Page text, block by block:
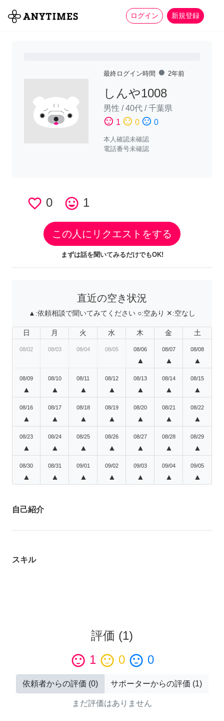
ログイン 新規登録
全て 家事 more_horiz
最終ログイン時間 fiber_manual_record 2年前
しんや1008
男性 /40代 /千葉県
sentiment_satisfied 1 sentiment_neutral 0 sentiment_dissatisfied 0
本人確認未確認
電話番号未確認
favorite_border 0 tag_faces 1
この人にリクエストをする
まずは話を聞いてみるだけでもOK!
直近の空き状況
▲:依頼相談で聞いてみてください ○:空あり ✕:空なし
日 月 火 水 木 金 土
08/02 08/03 08/04 08/05 08/06
▲
08/07
▲
08/08
▲
08/09
▲
08/10
▲
08/11
▲
08/12
▲
08/13
▲
08/14
▲
08/15
▲
08/16
▲
08/17
▲
08/18
▲
08/19
▲
08/20
▲
08/21
▲
08/22
▲
08/23
▲
08/24
▲
08/25
▲
08/26
▲
08/27
▲
08/28
▲
08/29
▲
08/30
▲
08/31
▲
09/01
▲
09/02
▲
09/03
▲
09/04
▲
09/05
▲
自己紹介
スキル
評価 (1)
sentiment_satisfied 1 sentiment_neutral 0 sentiment_dissatisfied 0
依頼者からの評価 (0) サポーターからの評価 (1)
まだ評価はありません